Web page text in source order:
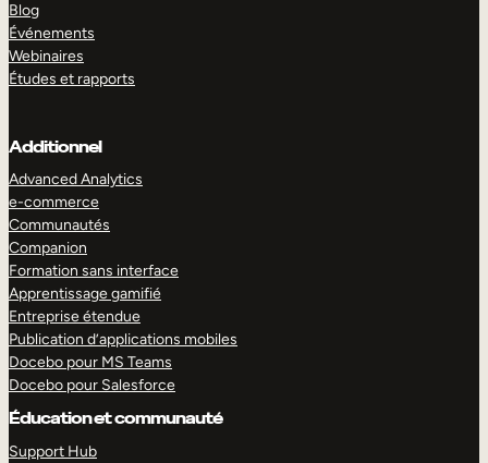
Blog
Événements
Webinaires
Études et rapports
Additionnel
Advanced Analytics
e-commerce
Communautés
Companion
Formation sans interface
Apprentissage gamifié
Entreprise étendue
Publication d’applications mobiles
Docebo pour MS Teams
Docebo pour Salesforce
Éducation et communauté
Support Hub